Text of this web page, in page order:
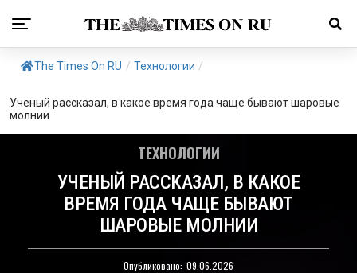
The Times On RU / Технологии /
Ученый рассказал, в какое время года чаще бывают шаровые
молнии
ТЕХНОЛОГИИ
УЧЕНЫЙ РАССКАЗАЛ, В КАКОЕ
ВРЕМЯ ГОДА ЧАЩЕ БЫВАЮТ
ШАРОВЫЕ МОЛНИИ
Опубликовано: 09.06.2026